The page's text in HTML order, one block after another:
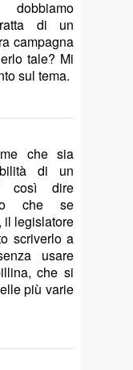
di un
campagna
tale? Mi
sul tema.
che sia
di un
così dire
che se
il legislatore
scriverlo a
usare
che si
più varie